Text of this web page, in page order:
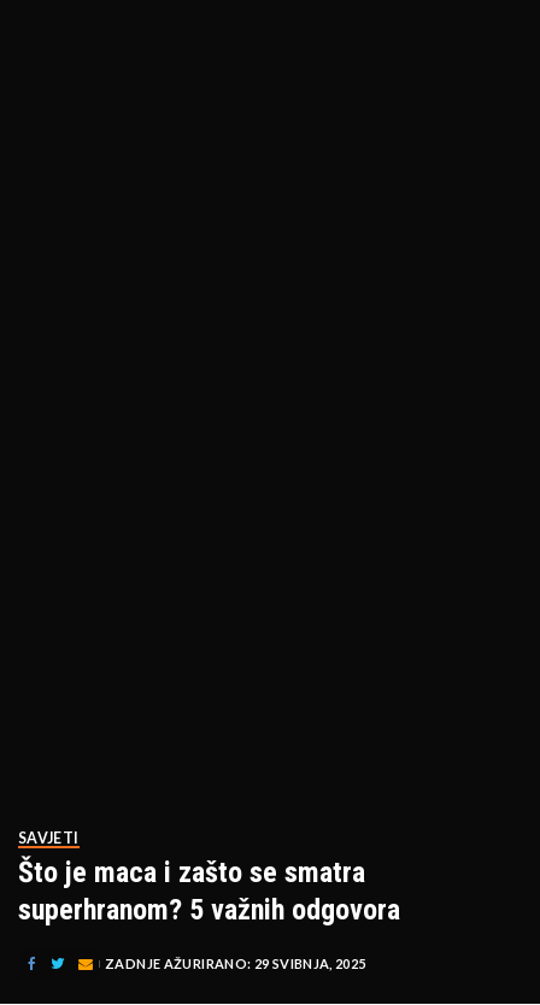
SAVJETI
Što je maca i zašto se smatra
superhranom? 5 važnih odgovora
ZADNJE AŽURIRANO: 29 SVIBNJA, 2025